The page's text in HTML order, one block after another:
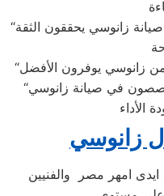
“الاعتماد على الاحترافية: مهندسو صيانة زانوسي يحققون الثقة
“خدمة فائقة: المهندسون المتخصصون في صيانة زانوسي
زانوسي
امهر مصر والفنيين